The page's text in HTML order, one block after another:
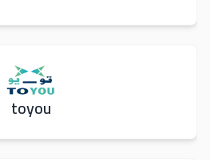
toyou